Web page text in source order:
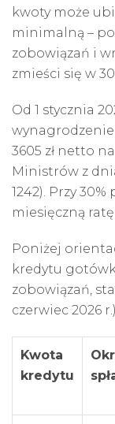
kwoty może
minimalną –
zobowiązań i
zmieści się w
Od 1 stycznia
wynagrodzenie
3605 zł netto
Ministrów z
1242). Przy
miesięczną ratę
Poniżej
kredytu
zobowiązań,
czerwiec 2026
Kwota
kredytu